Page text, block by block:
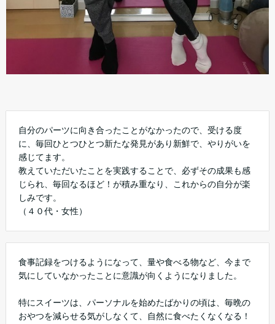
自分のパーツに向き合ったことがなかったので、受ける度
に、毎回ひとつひとつ新たな発見があり新鮮で、やりがいを
感じてます。
教えていただいたことを実践することで、必ずその成果も感
じられ、毎回なるほど！が積み重なり、これからの自分が楽
しみです。
（４０代・女性）
食事記録をつけるようになって、量や食べる物など、今まで
気にしていなかったことに意識が向くようになりました。
特にスイーツは、パーソナルを始めたばかりの頃は、毎晩の
おやつを減らせる気がしなくて、自然に食べたくなくなる！